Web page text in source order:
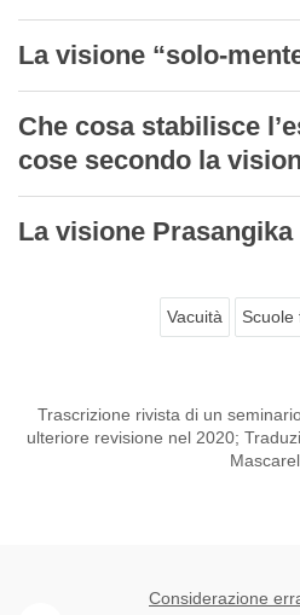
La visione “solo-
Che cosa stabilisce
cose secondo la
La visione Prasangika
Vacuità Scuole
Trascrizione rivista di un
ulteriore revisione nel 2020;
Considerazione